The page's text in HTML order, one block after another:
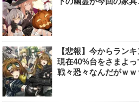
【悲報】今からラン
現在40%台をさまよ
戦々恐々なんだがｗｗ